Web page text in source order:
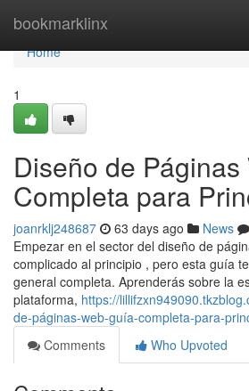
bookmarklinx
Home
Home
1
Diseño de
Completa para
joanrklj248687 63 days ago News
Empezar en el sector del diseño de
complicado al principio , pero esta guía
general completa. Aprenderás sobre la
plataforma, https://
de-páginas-web-guía-completa-para-
Comments
Who Upvoted